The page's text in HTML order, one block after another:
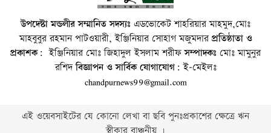
উপদেষ্টা মন্ডলীর সম্মানিত সদস্যঃ এডভোকেট শাহরিয়ার মাহমুদ,মোঃ
মাহবুবুর রহমান পাটওয়ারী, ইঞ্জিনিয়ার সোহাগ মজুমদারপ্রতিষ্ঠাতা ও
প্রকাশক: ইঞ্জিনিয়ার মোঃ জিহাদুল ইসলাম শরীফসম্পাদকঃ মোঃ মামুনুর
রশিদবিজ্ঞাপন ও সার্বিক যোগাযোগ: ই-মেইলঃ
chandpurnews99@gmail.com
এই ওয়েবসাইটের যে কোনো লেখা বা ছবি পুনঃপ্রকাশের ক্ষেত্রে ঋন